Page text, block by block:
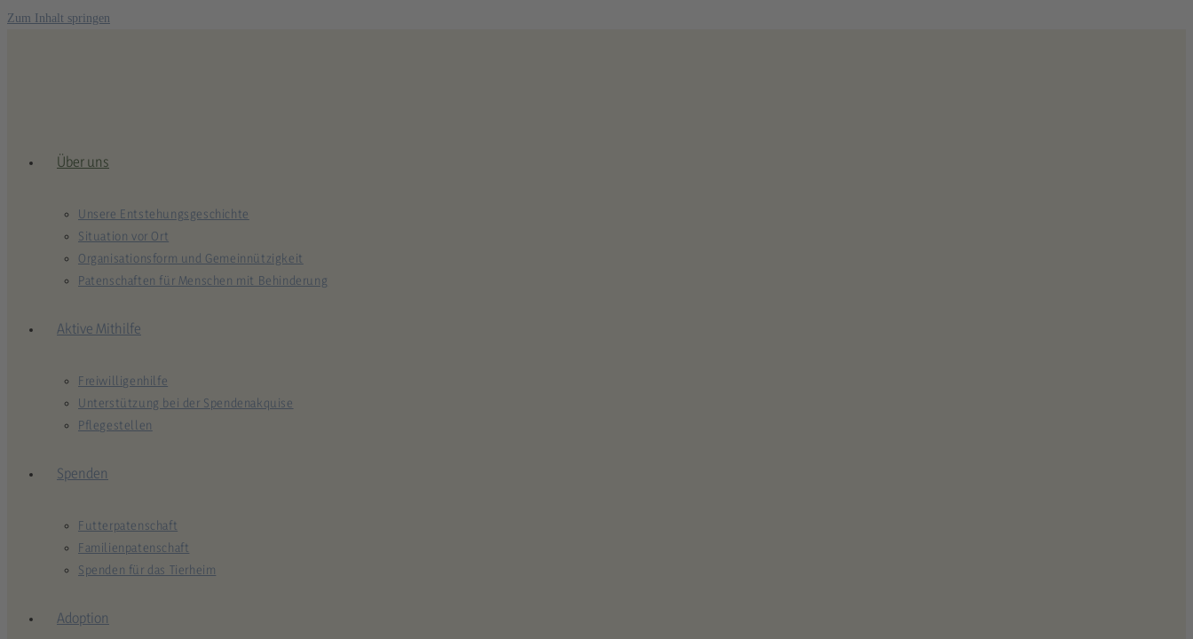
Zum Inhalt springen
Über uns
Unsere Entstehungsgeschichte
Situation vor Ort
Organisationsform und Gemeinnützigkeit
Patenschaften für Menschen mit Behinderung
Aktive Mithilfe
Freiwilligenhilfe
Unterstützung bei der Spendenakquise
Pflegestellen
Spenden
Futterpatenschaft
Familienpatenschaft
Spenden für das Tierheim
Adoption